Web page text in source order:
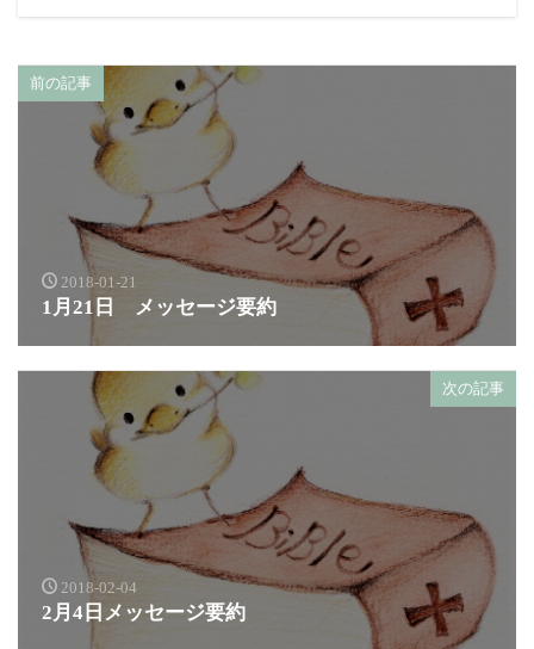
前の記事
2018-01-21
1月21日 メッセージ要約
次の記事
2018-02-04
2月4日メッセージ要約